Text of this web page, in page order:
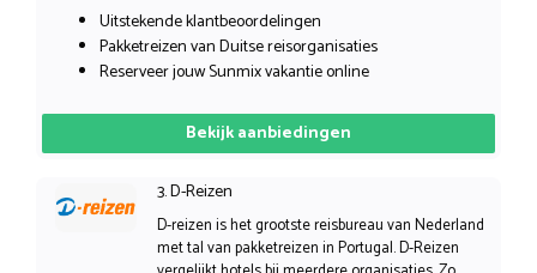
Uitstekende klantbeoordelingen
Pakketreizen van Duitse reisorganisaties
Reserveer jouw Sunmix vakantie online
Bekijk aanbiedingen
3. D-Reizen
D-reizen is het grootste reisbureau van Nederland
met tal van pakketreizen in Portugal. D-Reizen